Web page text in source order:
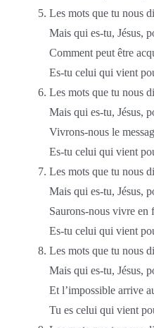
Les mots que tu nous
Mais qui es-tu, Jésus,
Comment peut être
Es-tu celui qui vient
Les mots que tu nous
Mais qui es-tu, Jésus,
Vivrons-nous le
Es-tu celui qui vient
Les mots que tu nous
Mais qui es-tu, Jésus,
Saurons-nous vivre en
Es-tu celui qui vient
Les mots que tu nous
Mais qui es-tu, Jésus,
Et l’impossible arrive
Tu es celui qui vient